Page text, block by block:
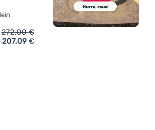
'Rucksack Deuter Durascent 42+10 SL'
272,00€
207,09 €